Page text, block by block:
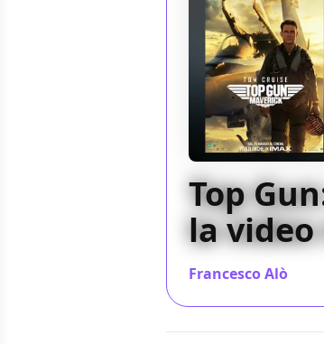
Top
la video
Francesco Alò